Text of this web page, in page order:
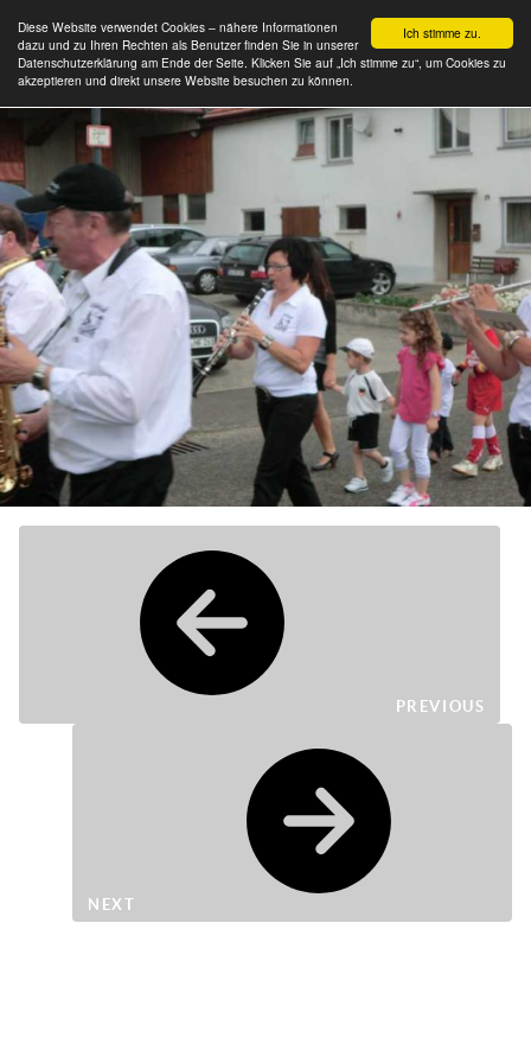
Ich stimme zu.
Diese Website verwendet Cookies – nähere Informationen
dazu und zu Ihren Rechten als Benutzer finden Sie in unserer
Datenschutzerklärung am Ende der Seite. Klicken Sie auf „Ich stimme zu“, um Cookies zu
akzeptieren und direkt unsere Website besuchen zu können.
PREVIOUS
NEXT